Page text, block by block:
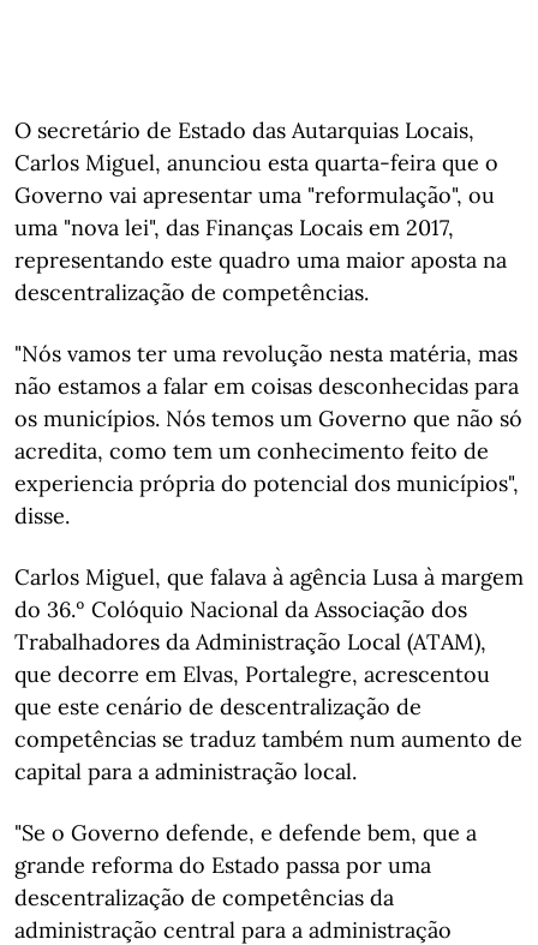
O secretário de Estado das Autarquias Locais,
Carlos Miguel, anunciou esta quarta-feira que o
Governo vai apresentar uma "reformulação", ou
uma "nova lei", das Finanças Locais em 2017,
representando este quadro uma maior aposta na
descentralização de competências.
"Nós vamos ter uma revolução nesta matéria, mas
não estamos a falar em coisas desconhecidas para
os municípios. Nós temos um Governo que não só
acredita, como tem um conhecimento feito de
experiencia própria do potencial dos municípios",
disse.
Carlos Miguel, que falava à agência Lusa à margem
do 36.º Colóquio Nacional da Associação dos
Trabalhadores da Administração Local (ATAM),
que decorre em Elvas, Portalegre, acrescentou
que este cenário de descentralização de
competências se traduz também num aumento de
capital para a administração local.
"Se o Governo defende, e defende bem, que a
grande reforma do Estado passa por uma
descentralização de competências da
administração central para a administração